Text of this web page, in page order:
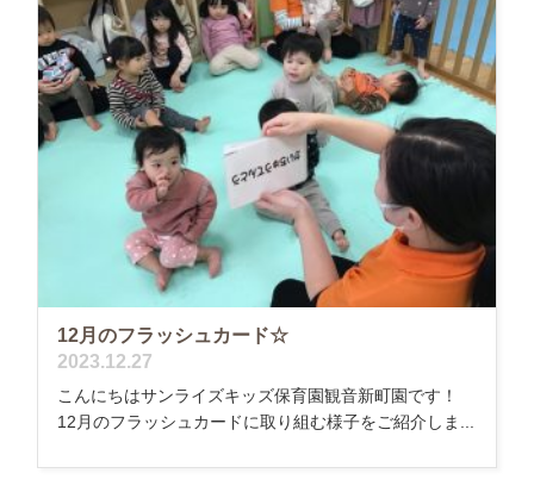
12月のフラッシュカード☆
2023.12.27
こんにちはサンライズキッズ保育園観音新町園です！
12月のフラッシュカードに取り組む様子をご紹介しま...